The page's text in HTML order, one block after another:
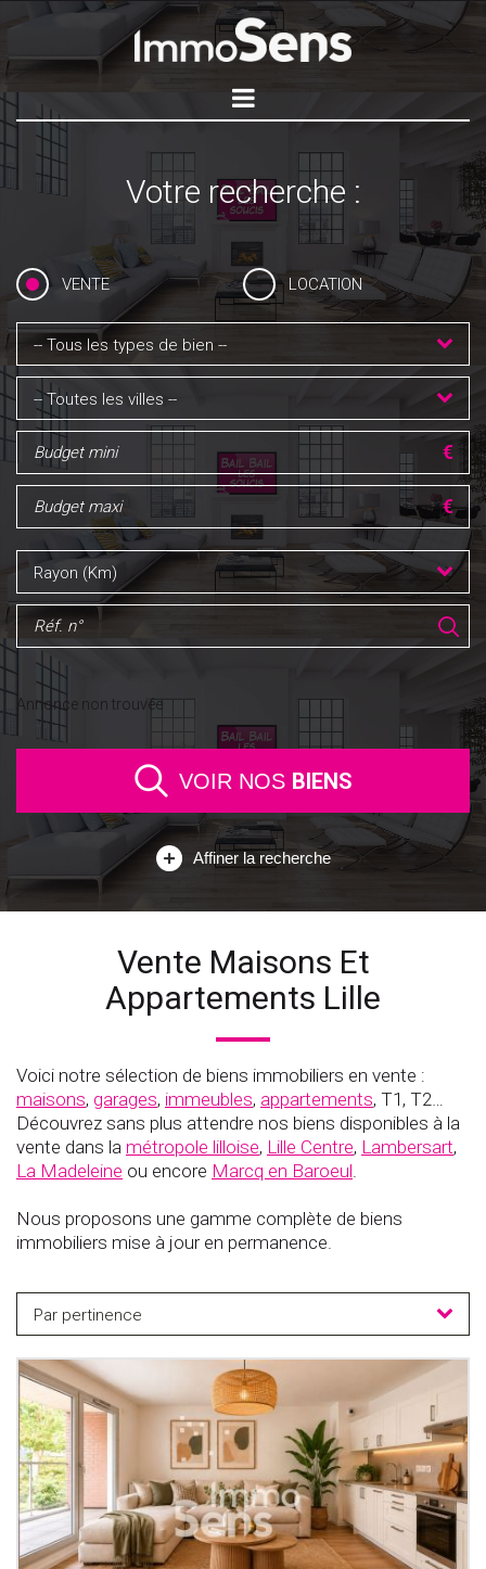
Votre recherche :
VENTE LOCATION
-- Tous les types de bien --
-- Toutes les villes --
Rayon (Km)
Annonce non trouvée
Affiner la recherche
VOIR NOS BIENS
Vente Maisons Et
Appartements Lille
Voici notre sélection de biens immobiliers en vente :
maisons, garages, immeubles, appartements, T1, T2…
Découvrez sans plus attendre nos biens disponibles à la
vente dans la métropole lilloise, Lille Centre, Lambersart,
La Madeleine ou encore Marcq en Baroeul.
Nous proposons une gamme complète de biens
immobiliers mise à jour en permanence.
Par pertinence